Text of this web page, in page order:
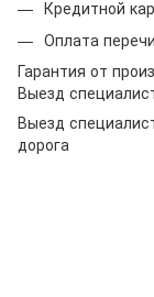
Кредитной
Оплата
Гарантия от
Выезд
Выезд
дорога